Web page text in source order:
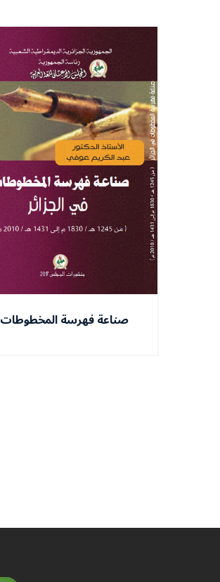
صناعة فهرسة المخطوطات